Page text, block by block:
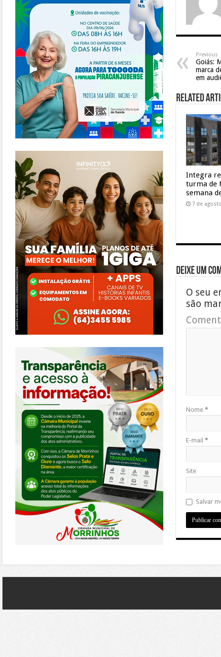
Previous
Goiás:
marca
em
Related
Integra
turma de
semana
7 de
Deixe um
O seu
são
Nome *
E-mail *
Site
Salvar
https://www.infinitygo.com.br/
https://morrinhos.go.leg.br/